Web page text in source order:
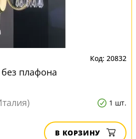
20832
плафона
1 шт.
В КОРЗИНУ